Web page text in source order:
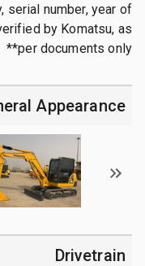
serial number, year of
by Komatsu, as
per documents only**
Appearance
Drivetrain